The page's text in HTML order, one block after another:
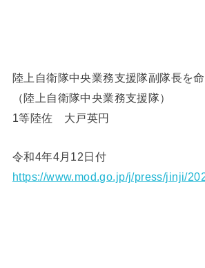
陸上自衛隊中央業務支援隊副隊長を
（陸上自衛隊中央業務支援隊）
1等陸佐 大戸英円
令和4年4月12日付
https://www.mod.go.jp/j/press/jinji/